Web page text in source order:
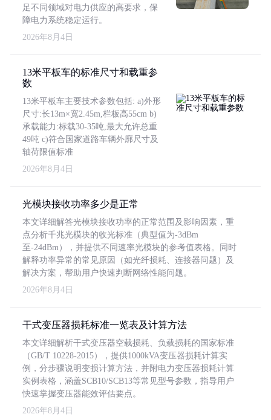
足不同领域对电力供应的高要求，保
障电力系统稳定运行。
2026年8月4日
13米平板车的标准尺寸和载重参
数
13米平板车主要技术参数包括: a)外形
尺寸:长13m×宽2.45m,栏板高55cm b)
承载能力:标载30-35吨,最大允许总重
49吨 c)符合国家道路车辆外廓尺寸及
轴荷限值标准
2026年8月4日
光模块接收功率多少是正常
本文详细解答光模块接收功率的正常范围及影响因素，重
点分析千兆光模块的收光标准（典型值为-3dBm
至-24dBm），并提供不同速率光模块的参考值表格。同时
解释功率异常的常见原因（如光纤损耗、连接器问题）及
解决方案，帮助用户快速判断网络性能问题。
2026年8月4日
干式变压器损耗标准一览表及计算方法
本文详细解析干式变压器空载损耗、负载损耗的国家标准
（GB/T 10228-2015），提供1000kVA变压器损耗计算实
例，分步骤说明变损计算方法，并附电力变压器损耗计算
实例表格，涵盖SCB10/SCB13等常见型号参数，指导用户
快速掌握变压器能效评估要点。
2026年8月4日